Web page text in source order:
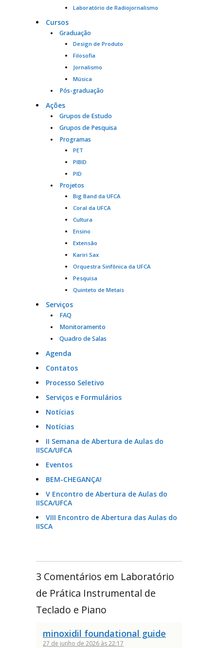
Laboratório de Radiojornalismo
Cursos
Graduação
Design de Produto
Filosofia
Jornalismo
Música
Pós-graduação
Ações
Grupos de Estudo
Grupos de Pesquisa
Programas
PET
PIBID
PID
Projetos
Big Band da UFCA
Coral da UFCA
Cultura
Ensino
Extensão
Kariri Sax
Orquestra Sinfônica da UFCA
Pesquisa
Quinteto de Metais
Serviços
FAQ
Monitoramento
Quadro de Salas
Agenda
Contatos
Processo Seletivo
Serviços e Formulários
Notícias
Notícias
II Semana de Abertura de Aulas do
IISCA/UFCA
Eventos
BEM-CHEGANÇA!
V Encontro de Abertura de Aulas do
IISCA/UFCA
VIII Encontro de Abertura das Aulas do
IISCA
3 Comentários em Laboratório
de Prática Instrumental de
Teclado e Piano
minoxidil foundational guide
27 de junho de 2026 às 22:17